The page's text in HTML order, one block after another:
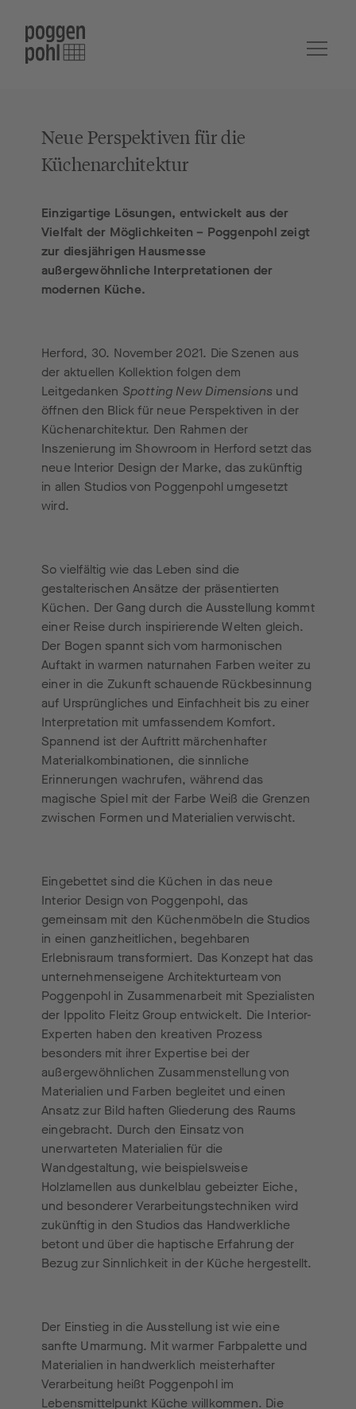
Neue Perspektiven für die
Küchenarchitektur
Einzigartige Lösungen, entwickelt aus der
Vielfalt der Möglichkeiten – Poggenpohl zeigt
zur diesjährigen Hausmesse
außergewöhnliche Interpretationen der
modernen Küche.
Herford, 30. November 2021. Die Szenen aus
der aktuellen Kollektion folgen dem
Leitgedanken Spotting New Dimensions und
öffnen den Blick für neue Perspektiven in der
Küchenarchitektur. Den Rahmen der
Inszenierung im Showroom in Herford setzt das
neue Interior Design der Marke, das zukünftig
in allen Studios von Poggenpohl umgesetzt
wird.
So vielfältig wie das Leben sind die
gestalterischen Ansätze der präsentierten
Küchen. Der Gang durch die Ausstellung kommt
einer Reise durch inspirierende Welten gleich.
Der Bogen spannt sich vom harmonischen
Auftakt in warmen naturnahen Farben weiter zu
einer in die Zukunft schauende Rückbesinnung
auf Ursprüngliches und Einfachheit bis zu einer
Interpretation mit umfassendem Komfort.
Spannend ist der Auftritt märchenhafter
Materialkombinationen, die sinnliche
Erinnerungen wachrufen, während das
magische Spiel mit der Farbe Weiß die Grenzen
zwischen Formen und Materialien verwischt.
Eingebettet sind die Küchen in das neue
Interior Design von Poggenpohl, das
gemeinsam mit den Küchenmöbeln die Studios
in einen ganzheitlichen, begehbaren
Erlebnisraum transformiert. Das Konzept hat das
unternehmenseigene Architekturteam von
Poggenpohl in Zusammenarbeit mit Spezialisten
der Ippolito Fleitz Group entwickelt. Die Interior-
Experten haben den kreativen Prozess
besonders mit ihrer Expertise bei der
außergewöhnlichen Zusammenstellung von
Materialien und Farben begleitet und einen
Ansatz zur Bild haften Gliederung des Raums
eingebracht. Durch den Einsatz von
unerwarteten Materialien für die
Wandgestaltung, wie beispielsweise
Holzlamellen aus dunkelblau gebeizter Eiche,
und besonderer Verarbeitungstechniken wird
zukünftig in den Studios das Handwerkliche
betont und über die haptische Erfahrung der
Bezug zur Sinnlichkeit in der Küche hergestellt.
Der Einstieg in die Ausstellung ist wie eine
sanfte Umarmung. Mit warmer Farbpalette und
Materialien in handwerklich meisterhafter
Verarbeitung heißt Poggenpohl im
Lebensmittelpunkt Küche willkommen. Die